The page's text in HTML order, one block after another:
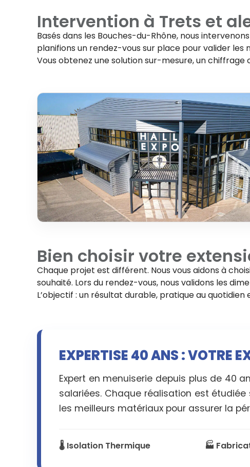
Intervention à Trets et
Basés dans les Bouches-du-Rhône, nous
planifions un rendez-vous sur place pour valider les
Vous obtenez une solution sur-mesure, un
Bien choisir votre
Chaque projet est différent. Nous vous aidons à
souhaité. Lors du rendez-vous, nous validons les
L’objectif : un résultat durable, pratique au
EXPERTISE 40 ANS : VOTRE
Expert en menuiserie depuis plus de 40
salariées. Chaque réalisation est
les meilleurs matériaux pour assurer la
🌡️ Isolation Thermique 🏭